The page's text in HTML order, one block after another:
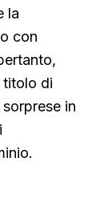
la
con
titolo di
in